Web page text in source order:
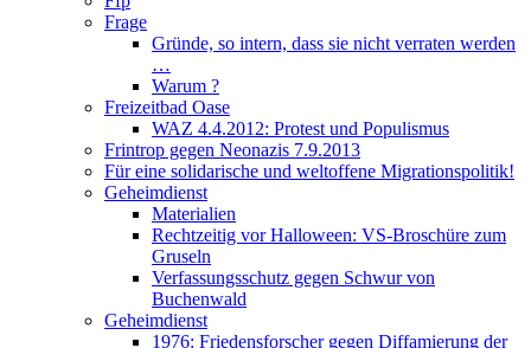
Frage
Gründe, so intern, dass sie nicht verraten werden
…
Warum ?
Freizeitbad Oase
WAZ 4.4.2012: Protest und Populismus
Frintrop gegen Neonazis 7.9.2013
Für eine solidarische und weltoffene Migrationspolitik!
Geheimdienst
Materialien
Rechtzeitig vor Halloween: VS-Broschüre zum
Gruseln
Verfassungsschutz gegen Schwur von
Buchenwald
Geheimdienst
1976: Friedensforscher gegen Diffamierung der